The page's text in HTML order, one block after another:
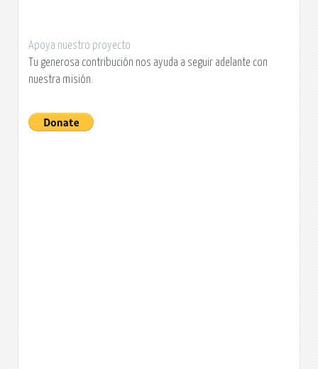
Apoya nuestro proyecto
Tu generosa contribución nos ayuda a seguir adelante con
nuestra misión.